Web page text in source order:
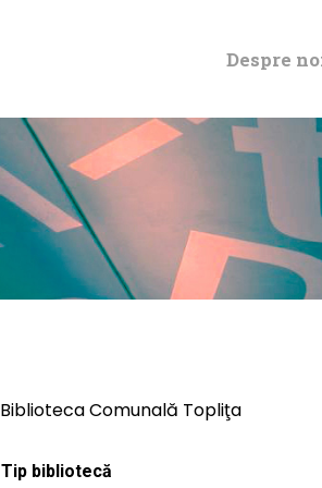
Despre
Biblioteca Comunală Topliţa
Tip bibliotecă